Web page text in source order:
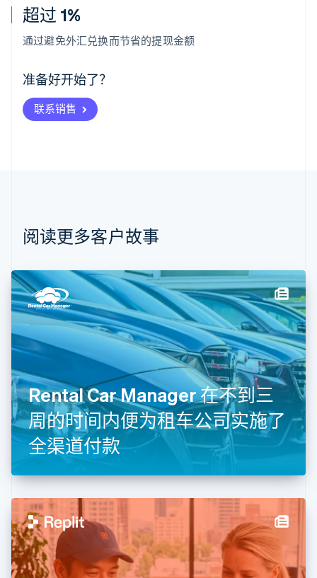
超过 1%
通过避免外汇兑换而节省的提现金额
准备好开始了？
联系销售
阅读更多客户故事
Rental Car Manager 在不到三
周的时间内便为租车公司实施了
全渠道付款
阿联酋
爱尔兰
爱沙尼亚
English
奥地利
Deutsch English
Nederlands Français Deutsch
波兰
丹麦
English
德国
DeutschEnglish
法国
Français English
English
荷兰
NederlandsEnglish
加拿大
EnglishFrançais
捷克
克罗地亚
拉脱维亚
English
立陶宛
English
列支敦士登
Deutsch English